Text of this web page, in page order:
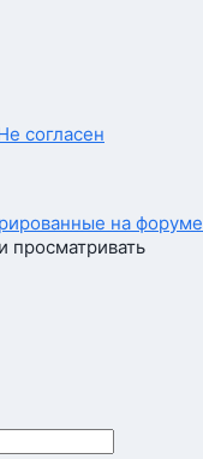
согласен
на форуме
просматривать